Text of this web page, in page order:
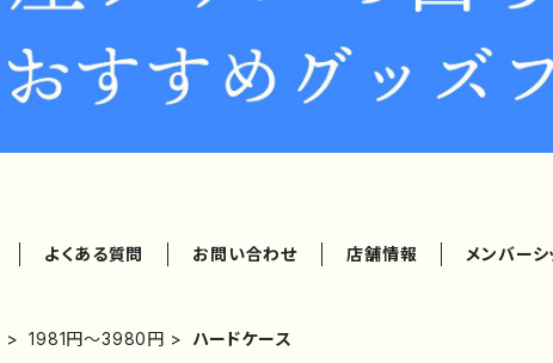
よくある質問 お問い合わせ 店舗情報 メンバーシ
1981円～3980円 ハードケース